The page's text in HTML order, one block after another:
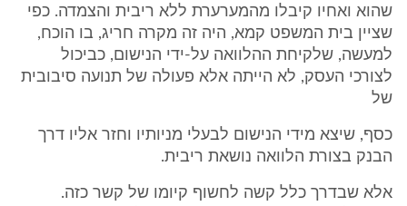
שהוא ואחיו קיבלו מהמערערת ללא ריבית והצמדה. כפי
שציין בית המשפט קמא, היה זה מקרה חריג, בו הוכח,
למעשה, שלקיחת ההלוואה על-ידי הנישום, כביכול
לצורכי העסק, לא הייתה אלא פעולה של תנועה סיבובית
של
כסף, שיצא מידי הנישום לבעלי מניותיו וחזר אליו דרך
הבנק בצורת הלוואה נושאת ריבית.
אלא שבדרך כלל קשה לחשוף קיומו של קשר כזה.